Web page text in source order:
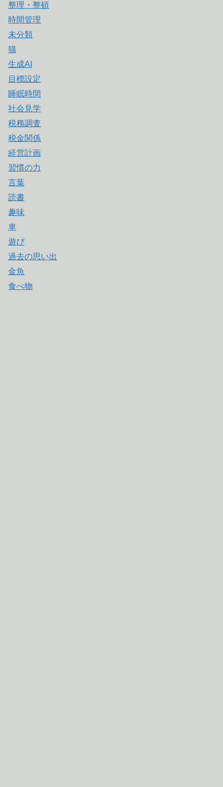
整理・整頓
時間管理
未分類
猫
生成AI
目標設定
睡眠時間
社会見学
税務調査
税金関係
経営計画
習慣の力
言葉
読書
趣味
車
遊び
過去の思い出
金魚
食べ物